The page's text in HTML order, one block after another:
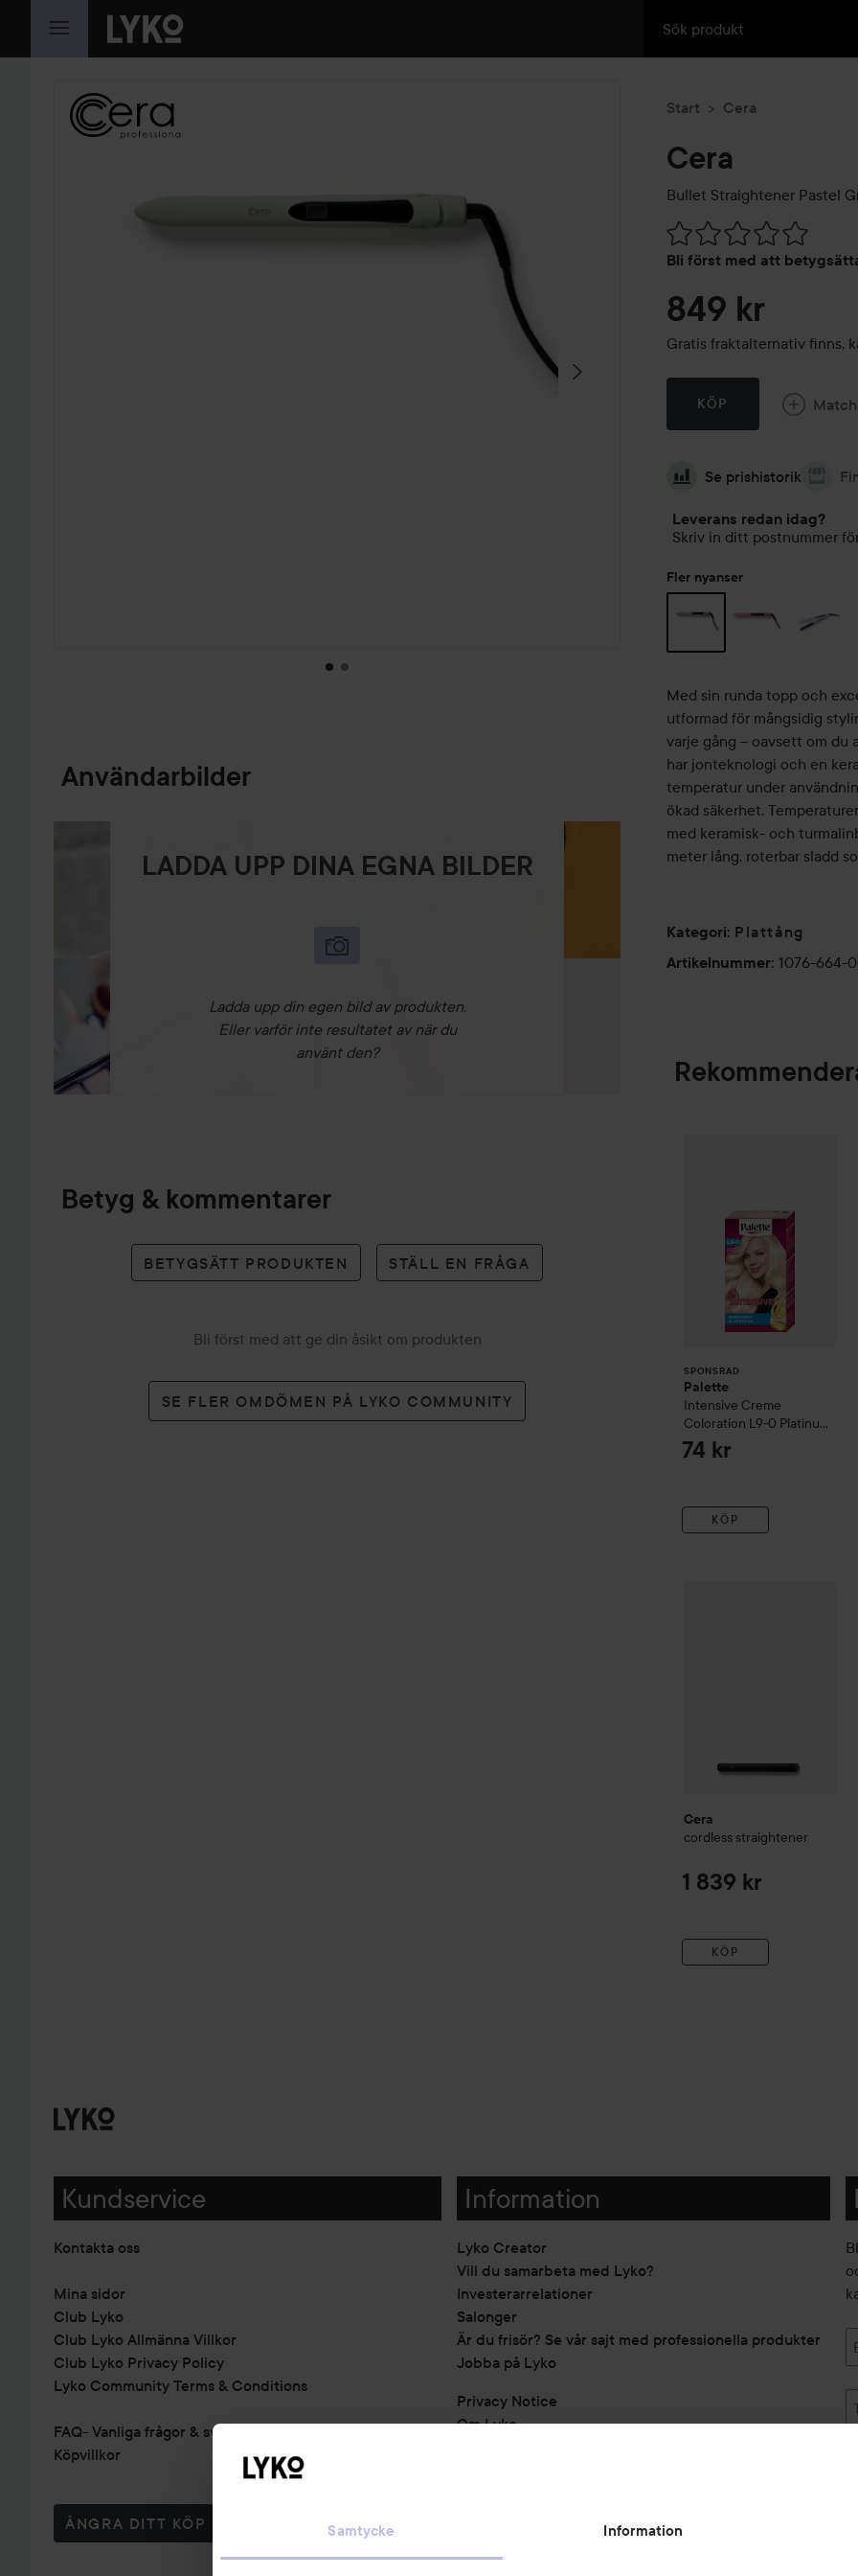
Samtycke Information
HOPPA TILL INNEHÅLLET
HOPPA ÖVER SEKTIONEN
Användarbilder
LADDA UPP DINA EGNA BILDER
Ladda upp din egen bild av produkten.
Eller varför inte resultatet av när du
använt den?
Betyg & kommentarer
BETYGSÄTT PRODUKTEN STÄLL EN FRÅGA
Bli först med att ge din åsikt om produkten
SE FLER OMDÖMEN PÅ LYKO COMMUNITY
Start Cera
Cera
Bullet Straightener Pastel
Bli först med att
Hoppa till Betyg &
849 kr
Gratis fraktalternativ finns,
KÖP
Se prishistorik
Leverans redan idag?
Skriv in ditt postnummer
Fler nyanser
Med sin runda topp och
utformad för mångsidig
varje gång – oavsett om du
har jonteknologi och en
temperatur under
ökad säkerhet.
med keramisk- och
meter lång, roterbar sladd
Kategori: Plattång
Artikelnummer: 1076-664-
SPONSRAD
Palette
Intensive Creme
Coloration L9-0 Platinum
Blonde
74 kr
KÖP
Cera
cordless straightener
1 839 kr
KÖP
Kundservice
Kontakta oss
Mina sidor
Club Lyko
Club Lyko Allmänna Villkor
Club Lyko Privacy Policy
Lyko Community Terms & Conditions
FAQ- Vanliga frågor & svar
Köpvillkor
ÅNGRA DITT KÖP
Information
Lyko Creator
Vill du samarbeta med Lyko?
Investerarrelationer
Salonger
Är du frisör? Se vår sajt med professionella produkter
Jobba på Lyko
Privacy Notice
Om Lyko
Michael Edwards Fragrances of the World